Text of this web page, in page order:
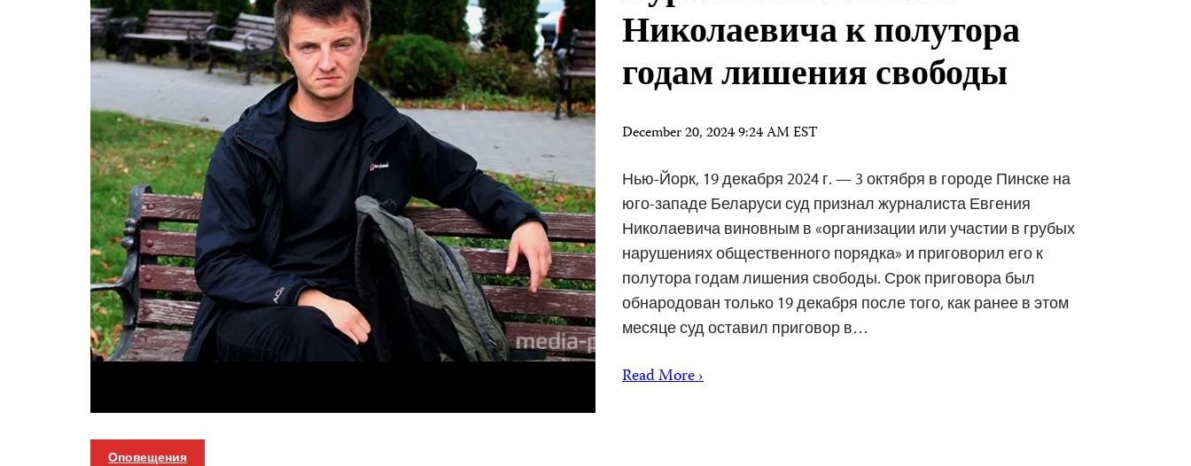
Николаевича к полутора
годам лишения свободы
December 20, 2024 9:24 AM EST
Нью-Йорк, 19 декабря 2024 г. — 3 октября в городе Пинске на
юго-западе Беларуси суд признал журналиста Евгения
Николаевича виновным в «организации или участии в грубых
нарушениях общественного порядка» и приговорил его к
полутора годам лишения свободы. Срок приговора был
обнародован только 19 декабря после того, как ранее в этом
месяце суд оставил приговор в…
Read More ›
Оповещения